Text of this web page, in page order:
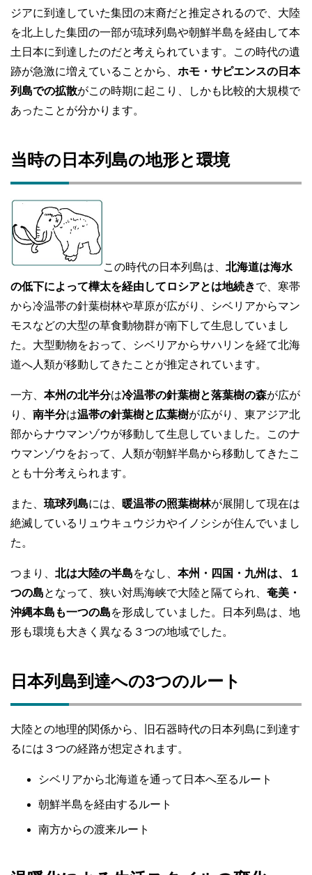
ジアに到達していた集団の末裔だと推定されるので、大陸
を北上した集団の一部が琉球列島や朝鮮半島を経由して本
土日本に到達したのだと考えられています。この時代の遺
跡が急激に増えていることから、 ホモ・サピエンスの日本
列島での拡散がこの時期に起こり、しかも比較的大規模で
あったことが分かります。
当時の日本列島の地形と環境
この時代の日本列島は、 北海道は海水
の低下によって樺太を経由してロシアとは地続きで、寒帯
から冷温帯の針葉樹林や草原が広がり、シベリアからマン
モスなどの大型の草食動物群が南下して生息していまし
た。大型動物をおって、シベリアからサハリンを経て北海
道へ人類が移動してきたことが推定されています。
一方、 本州の北半分は冷温帯の針葉樹と落葉樹の森が広が
り、 南半分は温帯の針葉樹と広葉樹が広がり、東アジア北
部からナウマンゾウが移動して生息していました。このナ
ウマンゾウをおって、人類が朝鮮半島から移動してきたこ
とも十分考えられます。
また、 琉球列島には、 暖温帯の照葉樹林が展開して現在は
絶滅しているリュウキュウジカやイノシシが住んでいまし
た。
つまり、 北は大陸の半島をなし、 本州・四国・九州は、１
つの島となって、狭い対馬海峡で大陸と隔てられ、 奄美・
沖縄本島も一つの島を形成していました。日本列島は、地
形も環境も大きく異なる３つの地域でした。
日本列島到達への3つのルート
大陸との地理的関係から、旧石器時代の日本列島に到達す
るには３つの経路が想定されます。
シベリアから北海道を通って日本へ至るルート
朝鮮半島を経由するルート
南方からの渡来ルート